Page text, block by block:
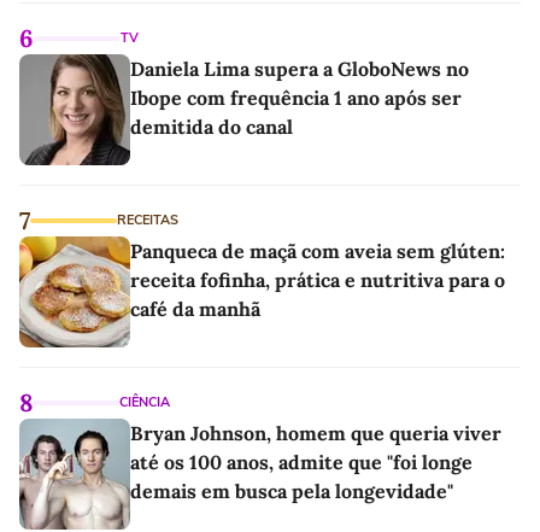
6 TV
Daniela Lima supera a GloboNews no
Ibope com frequência 1 ano após ser
demitida do canal
7 RECEITAS
Panqueca de maçã com aveia sem glúten:
receita fofinha, prática e nutritiva para o
café da manhã
8 CIÊNCIA
Bryan Johnson, homem que queria viver
até os 100 anos, admite que "foi longe
demais em busca pela longevidade"